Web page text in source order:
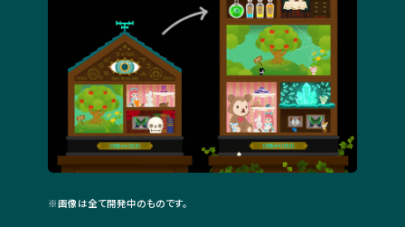
※画像は全て開発中のものです。